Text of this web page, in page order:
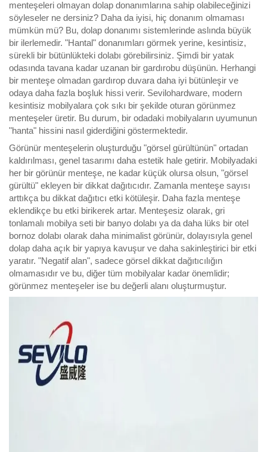
menteşeleri olmayan dolap donanımlarına sahip olabileceğinizi
söyleseler ne dersiniz? Daha da iyisi, hiç donanım olmaması
mümkün mü? Bu, dolap donanımı sistemlerinde aslında büyük
bir ilerlemedir. "Hantal" donanımları görmek yerine, kesintisiz,
sürekli bir bütünlükteki dolabı görebilirsiniz. Şimdi bir yatak
odasında tavana kadar uzanan bir gardırobu düşünün. Herhangi
bir menteşe olmadan gardırop duvara daha iyi bütünleşir ve
odaya daha fazla boşluk hissi verir. Sevilohardware, modern
kesintisiz mobilyalara çok sıkı bir şekilde oturan görünmez
menteşeler üretir. Bu durum, bir odadaki mobilyaların uyumunun
"hanta" hissini nasıl giderdiğini göstermektedir.
Görünür menteşelerin oluşturduğu "görsel gürültünün" ortadan
kaldırılması, genel tasarımı daha estetik hale getirir. Mobilyadaki
her bir görünür menteşe, ne kadar küçük olursa olsun, "görsel
gürültü" ekleyen bir dikkat dağıtıcıdır. Zamanla menteşe sayısı
arttıkça bu dikkat dağıtıcı etki kötüleşir. Daha fazla menteşe
eklendikçe bu etki birikerek artar. Menteşesiz olarak, gri
tonlamalı mobilya seti bir banyo dolabı ya da daha lüks bir otel
bornoz dolabı olarak daha minimalist görünür, dolayısıyla genel
dolap daha açık bir yapıya kavuşur ve daha sakinleştirici bir etki
yaratır. "Negatif alan", sadece görsel dikkat dağıtıcılığın
olmamasıdır ve bu, diğer tüm mobilyalar kadar önemlidir;
görünmez menteşeler ise bu değerli alanı oluşturmuştur.